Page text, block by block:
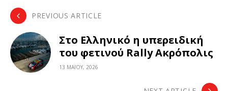
PREVIOUS ARTICLE
Στο Ελληνικό η υπερειδική
του φετινού Rally Ακρόπολις
13 ΜΑΪ́ΟΥ, 2026